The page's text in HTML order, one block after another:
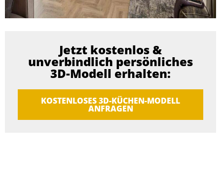
Jetzt kostenlos &
unverbindlich persönliches
3D-Modell erhalten:
KOSTENLOSES 3D-KÜCHEN-MODELL
ANFRAGEN